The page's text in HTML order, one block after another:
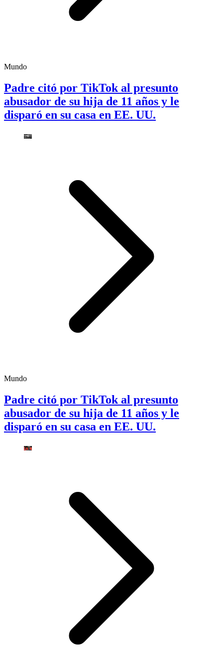
Mundo
Padre citó por TikTok al presunto
abusador de su hija de 11 años y le
disparó en su casa en EE. UU.
Mundo
Padre citó por TikTok al presunto
abusador de su hija de 11 años y le
disparó en su casa en EE. UU.